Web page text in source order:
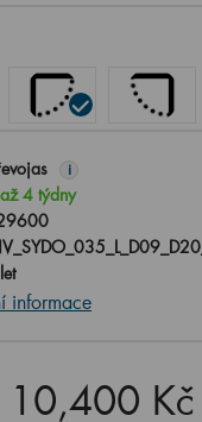
i
4 týdny
informace
10,400 Kč